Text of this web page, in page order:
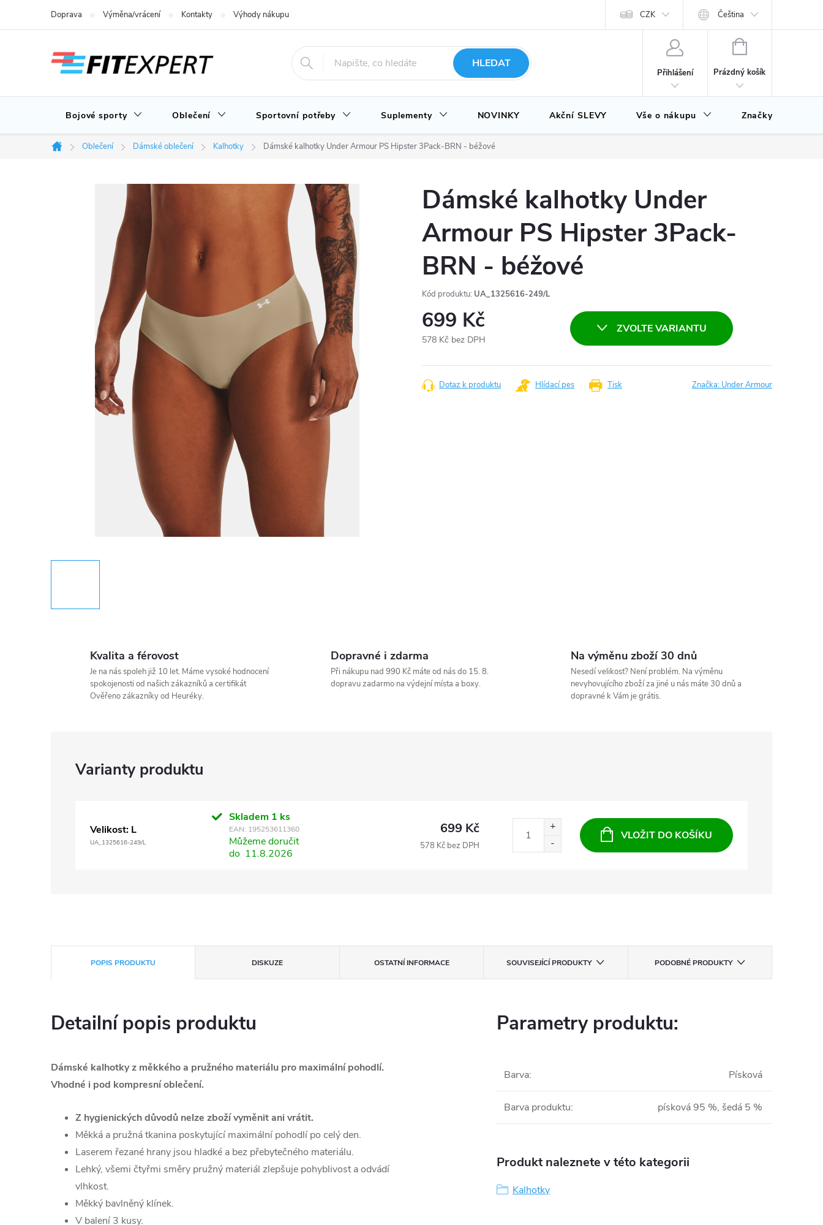
Doprava Výměna/vrácení Kontakty Výhody nákupu u nás CZK Čeština
HLEDAT
Přihlášení
NÁKUPNÍ
Prázdný košík
Bojové sporty Oblečení Sportovní potřeby Suplementy NOVINKY Akční SLEVY Vše o nákupu Značky
Domů
Oblečení Dámské oblečení Kalhotky Dámské kalhotky Under Armour PS Hipster 3Pack-BRN - béžové
Dámské kalhotky Under
Armour PS Hipster 3Pack-
BRN - béžové
Kód produktu: UA_1325616-249/L
699 Kč
578 Kč bez DPH
cena:
ZVOLTE VARIANTU
Tisk
Dotaz k produktu Hlídací pes Značka: Under Armour
Kvalita a férovost
Je na nás spoleh již 10 let. Máme vysoké hodnocení
spokojenosti od našich zákazníků a certifikát
Ověřeno zákazníky od Heuréky.
Dopravné i zdarma
Při nákupu nad 990 Kč máte od nás do 15. 8.
dopravu zadarmo na výdejní místa a boxy.
Na výměnu zboží 30 dnů
Nesedí velikost? Není problém. Na výměnu
nevyhovujícího zboží za jiné u nás máte 30 dnů a
dopravné k Vám je grátis.
Velikost: L
UA_1325616-249/L
Skladem 1 ks
EAN: 195253611360
Můžeme doručit
do 11.8.2026
699 Kč
578 Kč bez DPH
VLOŽIT DO KOŠÍKU
POPIS PRODUKTU DISKUZE OSTATNÍ INFORMACE SOUVISEJÍCÍ PRODUKTY PODOBNÉ PRODUKTY
Detailní popis produktu
Dámské kalhotky z měkkého a pružného materiálu pro maximální pohodlí.
Vhodné i pod kompresní oblečení.
Z hygienických důvodů nelze zboží vyměnit ani vrátit.
Měkká a pružná tkanina poskytující maximální pohodlí po celý den.
Laserem řezané hrany jsou hladké a bez přebytečného materiálu.
Lehký, všemi čtyřmi směry pružný materiál zlepšuje pohyblivost a odvádí
vlhkost.
Měkký bavlněný klínek.
V balení 3 kusy.
Parametry produktu:
Barva: Písková
Barva produktu: písková 95 %, šedá 5 %
Produkt naleznete v této kategorii
Kalhotky